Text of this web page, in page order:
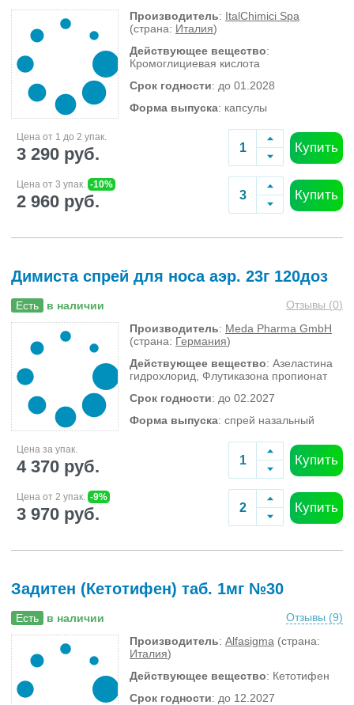
Производитель: ItalChimici Spa
(страна: Италия)
Действующее вещество:
Кромоглициевая кислота
Срок годности: до 01.2028
Форма выпуска: капсулы
Цена от 1 до 2 упак.
3 290 руб. Купить
Цена от 3 упак. -10%
2 960 руб. Купить
Димиста спрей для носа аэр. 23г 120доз
Есть в наличии Отзывы (0)
Производитель: Meda Pharma GmbH
(страна: Германия)
Действующее вещество: Азеластина
гидрохлорид, Флутиказона пропионат
Срок годности: до 02.2027
Форма выпуска: спрей назальный
Цена за упак.
4 370 руб. Купить
Цена от 2 упак. -9%
3 970 руб. Купить
Задитен (Кетотифен) таб. 1мг №30
Есть в наличии Отзывы (9)
Производитель: Alfasigma (страна:
Италия)
Действующее вещество: Кетотифен
Срок годности: до 12.2027